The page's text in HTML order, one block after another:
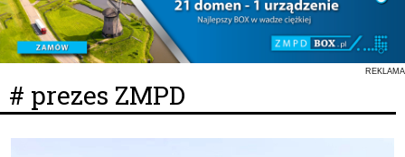
REKLAMA
# prezes ZMPD